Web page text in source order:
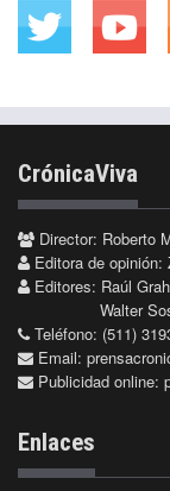
CrónicaViva
Director: Roberto
Editora de opinión:
Editores: Raúl
Walter
Teléfono: (511)
Email:
Publicidad online:
Enlaces